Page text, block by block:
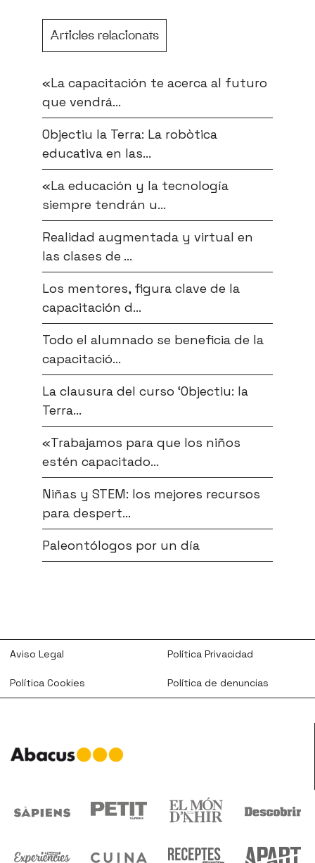
Articles relacionats
«La capacitación te acerca al futuro
que vendrá...
Objectiu la Terra: La robòtica
educativa en las...
«La educación y la tecnología
siempre tendrán u...
Realidad augmentada y virtual en
las clases de ...
Los mentores, figura clave de la
capacitación d...
Todo el alumnado se beneficia de la
capacitació...
La clausura del curso ‘Objectiu: la
Terra...
«Trabajamos para que los niños
estén capacitado...
Niñas y STEM: los mejores recursos
para despert...
Paleontólogos por un día
Aviso Legal Política Privacidad
Política Cookies Política de denuncias